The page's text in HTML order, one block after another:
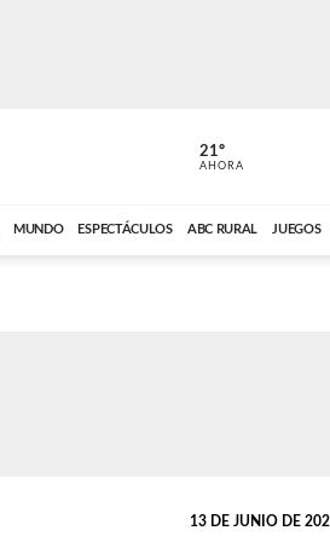
ABC CARDINAL
21º
AHORA
MUNDO ESPECTÁCULOS ABC RURAL JUEGOS
13 DE JUNIO DE